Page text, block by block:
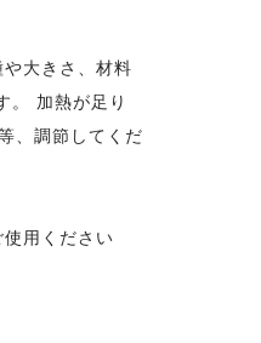
大きさ、材料
。 加熱が足り
、調節してくだ
用ください